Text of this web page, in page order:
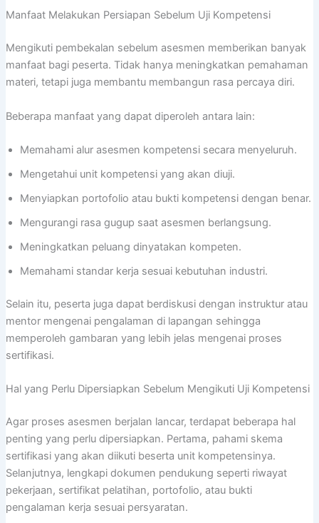
Manfaat Melakukan Persiapan Sebelum Uji Kompetensi
Mengikuti pembekalan sebelum asesmen memberikan banyak
manfaat bagi peserta. Tidak hanya meningkatkan pemahaman
materi, tetapi juga membantu membangun rasa percaya diri.
Beberapa manfaat yang dapat diperoleh antara lain:
Memahami alur asesmen kompetensi secara menyeluruh.
Mengetahui unit kompetensi yang akan diuji.
Menyiapkan portofolio atau bukti kompetensi dengan benar.
Mengurangi rasa gugup saat asesmen berlangsung.
Meningkatkan peluang dinyatakan kompeten.
Memahami standar kerja sesuai kebutuhan industri.
Selain itu, peserta juga dapat berdiskusi dengan instruktur atau
mentor mengenai pengalaman di lapangan sehingga
memperoleh gambaran yang lebih jelas mengenai proses
sertifikasi.
Hal yang Perlu Dipersiapkan Sebelum Mengikuti Uji Kompetensi
Agar proses asesmen berjalan lancar, terdapat beberapa hal
penting yang perlu dipersiapkan. Pertama, pahami skema
sertifikasi yang akan diikuti beserta unit kompetensinya.
Selanjutnya, lengkapi dokumen pendukung seperti riwayat
pekerjaan, sertifikat pelatihan, portofolio, atau bukti
pengalaman kerja sesuai persyaratan.